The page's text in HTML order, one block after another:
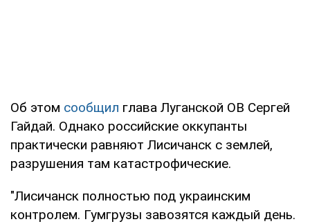
Об этом сообщил глава Луганской ОВ Сергей
Гайдай. Однако российские оккупанты
практически равняют Лисичанск с землей,
разрушения там катастрофические.
"Лисичанск полностью под украинским
контролем. Гумгрузы завозятся каждый день.